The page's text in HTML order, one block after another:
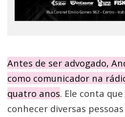
Antes de ser advogado,
como comunicador na
quatro anos. Ele conta
conhecer diversas